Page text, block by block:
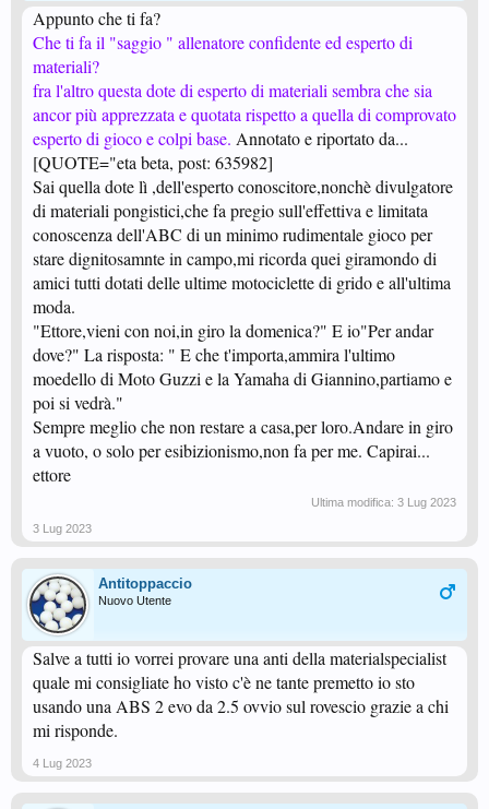
Appunto che ti fa?
Che ti fa il "saggio " allenatore confidente ed esperto di
materiali?
fra l'altro questa dote di esperto di materiali sembra che sia
ancor più apprezzata e quotata rispetto a quella di comprovato
esperto di gioco e colpi base. Annotato e riportato da...
[QUOTE="eta beta, post: 635982]
Sai quella dote lì ,dell'esperto conoscitore,nonchè divulgatore
di materiali pongistici,che fa pregio sull'effettiva e limitata
conoscenza dell'ABC di un minimo rudimentale gioco per
stare dignitosamnte in campo,mi ricorda quei giramondo di
amici tutti dotati delle ultime motociclette di grido e all'ultima
moda.
"Ettore,vieni con noi,in giro la domenica?" E io"Per andar
dove?" La risposta: " E che t'importa,ammira l'ultimo
moedello di Moto Guzzi e la Yamaha di Giannino,partiamo e
poi si vedrà."
Sempre meglio che non restare a casa,per loro.Andare in giro
a vuoto, o solo per esibizionismo,non fa per me. Capirai...
ettore
Ultima modifica: 3 Lug 2023
3 Lug 2023
Antitoppaccio
Nuovo Utente
Salve a tutti io vorrei provare una anti della materialspecialist
quale mi consigliate ho visto c'è ne tante premetto io sto
usando una ABS 2 evo da 2.5 ovvio sul rovescio grazie a chi
mi risponde.
4 Lug 2023